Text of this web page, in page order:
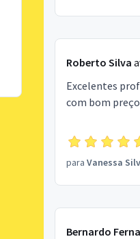
Roberto Silva
Excelentes
com bom
para Vanessa
Bernardo